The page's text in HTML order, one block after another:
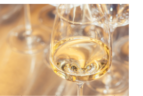
DEL OXÍGENO
el oxígeno puede mejorar
los vinos blancos y
cómo el innovador método
Controlada del Mosto
de Vivelys puede mejorar y